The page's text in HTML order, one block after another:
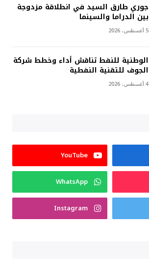
جوري طارق السيد في انطلاقة مزدوجة
بين الدراما والسينما
5 أغسطس، 2026
الوطنية للنفط تناقش أداء وخطط شركة
الجوف للتقنية النفطية
4 أغسطس، 2026
YouTube
WhatsApp
Instagram